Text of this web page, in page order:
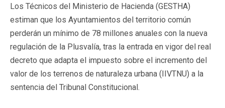
Los Técnicos del Ministerio de Hacienda (GESTHA)
estiman que los Ayuntamientos del territorio común
perderán un mínimo de 78 millones anuales con la nueva
regulación de la Plusvalía, tras la entrada en vigor del real
decreto que adapta el impuesto sobre el incremento del
valor de los terrenos de naturaleza urbana (IIVTNU) a la
sentencia del Tribunal Constitucional.